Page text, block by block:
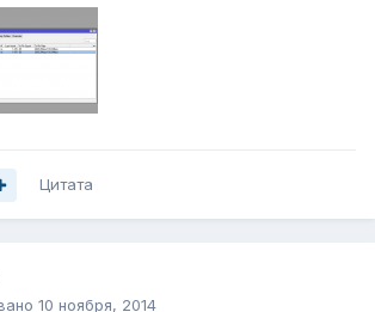
Цитата
10 ноября, 2014